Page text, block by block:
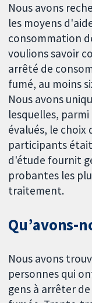
Nous avons
les moyens
consommation
voulions savoir
arrêté de
fumé, au moins
Nous avons
lesquelles,
évalués, le
participants
d'étude fournit
probantes les
traitement.
Qu’avons-
Nous avons
personnes qui
gens à arrêter